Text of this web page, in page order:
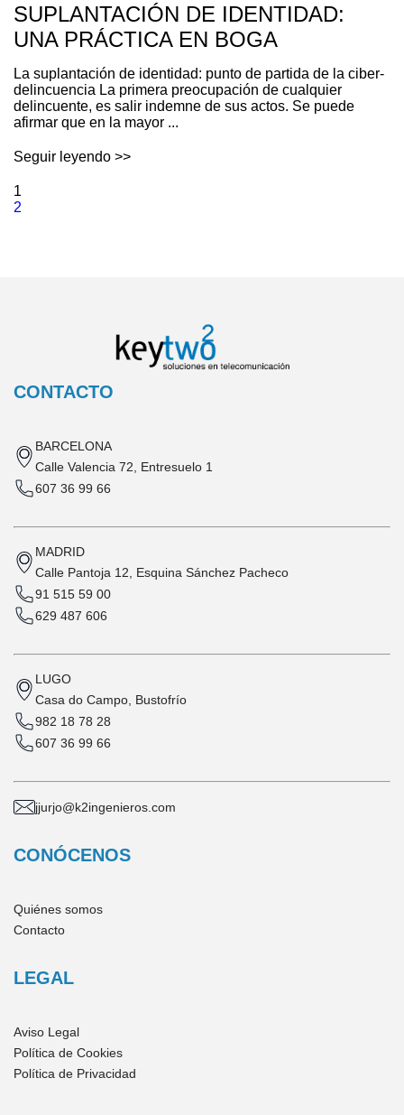
SUPLANTACIÓN DE IDENTIDAD:
UNA PRÁCTICA EN BOGA
La suplantación de identidad: punto de partida de la ciber-
delincuencia La primera preocupación de cualquier
delincuente, es salir indemne de sus actos. Se puede
afirmar que en la mayor ...
Seguir leyendo >>
1
2
CONTACTO
BARCELONA
Calle Valencia 72, Entresuelo 1
607 36 99 66
MADRID
Calle Pantoja 12, Esquina Sánchez Pacheco
91 515 59 00
629 487 606
LUGO
Casa do Campo, Bustofrío
982 18 78 28
607 36 99 66
jjurjo@k2ingenieros.com
CONÓCENOS
Quiénes somos
Contacto
LEGAL
Aviso Legal
Política de Cookies
Política de Privacidad